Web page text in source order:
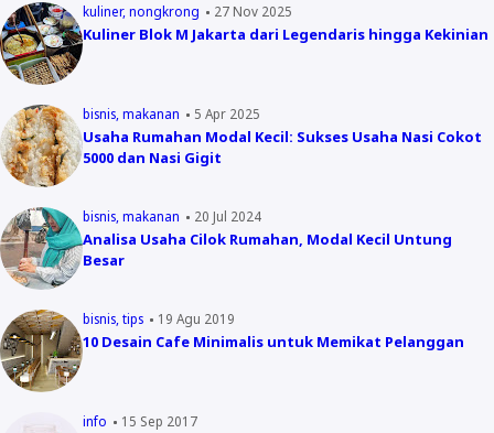
kuliner nongkrong 27 Nov 2025
Kuliner Blok M Jakarta dari Legendaris hingga Kekinian
bisnis makanan 5 Apr 2025
Usaha Rumahan Modal Kecil: Sukses Usaha Nasi Cokot
5000 dan Nasi Gigit
bisnis makanan 20 Jul 2024
Analisa Usaha Cilok Rumahan, Modal Kecil Untung
Besar
bisnis tips 19 Agu 2019
10 Desain Cafe Minimalis untuk Memikat Pelanggan
info 15 Sep 2017